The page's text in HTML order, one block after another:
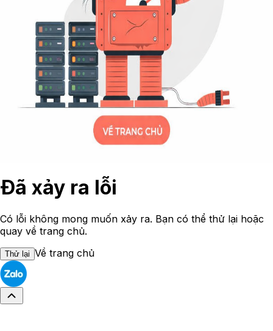
Đã xảy ra lỗi
Có lỗi không mong muốn xảy ra. Bạn có thể thử lại hoặc
quay về trang chủ.
Thử lại Về trang chủ